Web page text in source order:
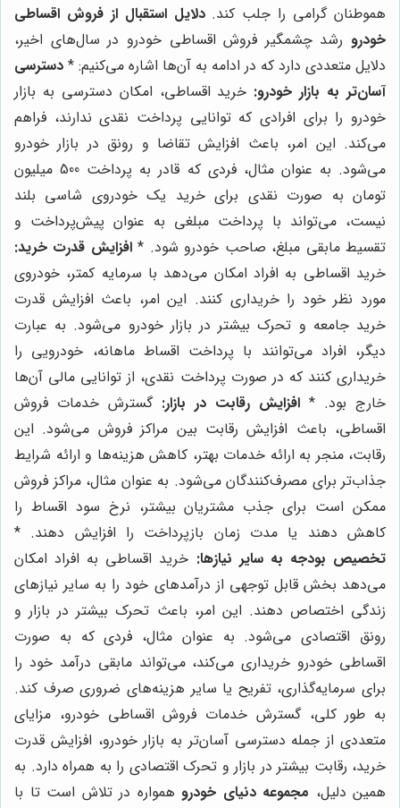
هموطنان گرامی را جلب کند.دلایل استقبال از فروش اقساطی
خودرو رشد چشمگیر فروش اقساطی خودرو در سال‌های اخیر،
دلایل متعددی دارد که در ادامه به آن‌ها اشاره می‌کنیم: * دسترسی
آسان‌تر به بازار خودرو: خرید اقساطی، امکان دسترسی به بازار
خودرو را برای افرادی که توانایی پرداخت نقدی ندارند، فراهم
می‌کند. این امر، باعث افزایش تقاضا و رونق در بازار خودرو
می‌شود. به عنوان مثال، فردی که قادر به پرداخت 500 میلیون
تومان به صورت نقدی برای خرید یک خودروی شاسی بلند
نیست، می‌تواند با پرداخت مبلغی به عنوان پیش‌پرداخت و
تقسیط مابقی مبلغ، صاحب خودرو شود. *افزایش قدرت خرید:
خرید اقساطی به افراد امکان می‌دهد با سرمایه کمتر، خودروی
مورد نظر خود را خریداری کنند. این امر، باعث افزایش قدرت
خرید جامعه و تحرک بیشتر در بازار خودرو می‌شود. به عبارت
دیگر، افراد می‌توانند با پرداخت اقساط ماهانه، خودرویی را
خریداری کنند که در صورت پرداخت نقدی، از توانایی مالی آن‌ها
خارج بود. * افزایش رقابت در بازار: گسترش خدمات فروش
اقساطی، باعث افزایش رقابت بین مراکز فروش می‌شود. این
رقابت، منجر به ارائه خدمات بهتر، کاهش هزینه‌ها و ارائه شرایط
جذاب‌تر برای مصرف‌کنندگان می‌شود. به عنوان مثال، مراکز فروش
ممکن است برای جذب مشتریان بیشتر، نرخ سود اقساط را
کاهش دهند یا مدت زمان بازپرداخت را افزایش دهند. *
تخصیص بودجه به سایر نیازها: خرید اقساطی به افراد امکان
می‌دهد بخش قابل توجهی از درآمدهای خود را به سایر نیازهای
زندگی اختصاص دهند. این امر، باعث تحرک بیشتر در بازار و
رونق اقتصادی می‌شود. به عنوان مثال، فردی که به صورت
اقساطی خودرو خریداری می‌کند، می‌تواند مابقی درآمد خود را
برای سرمایه‌گذاری، تفریح یا سایر هزینه‌های ضروری صرف کند.
به طور کلی، گسترش خدمات فروش اقساطی خودرو، مزایای
متعددی از جمله دسترسی آسان‌تر به بازار خودرو، افزایش قدرت
خرید، رقابت بیشتر در بازار و تحرک اقتصادی را به همراه دارد. به
همین دلیل، مجموعه دنیای خودرو همواره در تلاش است تا با